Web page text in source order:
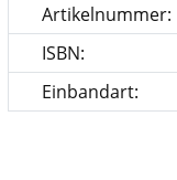
Artikelnummer:
ISBN:
Einbandart: